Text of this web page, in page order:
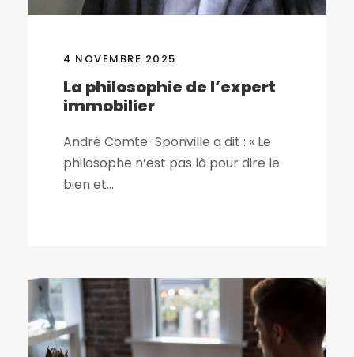
4 NOVEMBRE 2025
La philosophie de l’expert
immobilier
André Comte-Sponville a dit : « Le
philosophe n’est pas là pour dire le
bien et...